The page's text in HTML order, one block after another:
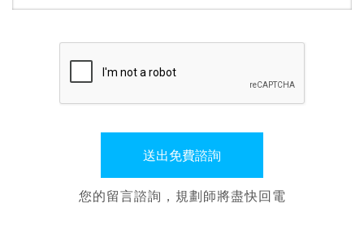
您的留言諮詢，規劃師將盡快回電